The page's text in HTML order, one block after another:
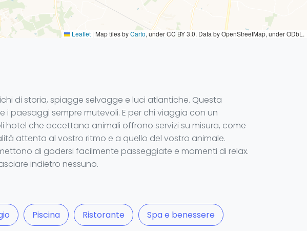
Leaflet | Map tiles byCarto, under CC BY 3.0. Data by OpenStreetMap, under ODbL.
di storia, spiagge selvagge e luci atlantiche. Questa
paesaggi sempre mutevoli. E per chi viaggia con un
che accettano animali offrono servizi su misura, come
attenta al vostro ritmo e a quello del vostro animale.
di godersi facilmente passeggiate e momenti di relax.
indietro nessuno.
Piscina Ristorante Spa e benessere